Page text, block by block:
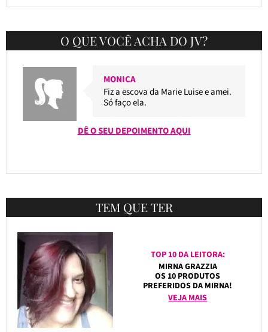
O QUE VOCÊ ACHA DO JV?
MONICA
Fiz a escova da Marie Luise e amei.
Só faço ela.
DÊ O SEU DEPOIMENTO AQUI
TEM QUE TER
TOP 10 DA LEITORA:
MIRNA GRAZZIA
OS 10 PRODUTOS
PREFERIDOS DA MIRNA!
VEJA MAIS